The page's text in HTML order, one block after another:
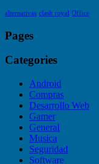
alternativas clash royal Office
Pages
Categories
Android
Compras
Desarrollo Web
Gamer
General
Musica
Seguridad
Software